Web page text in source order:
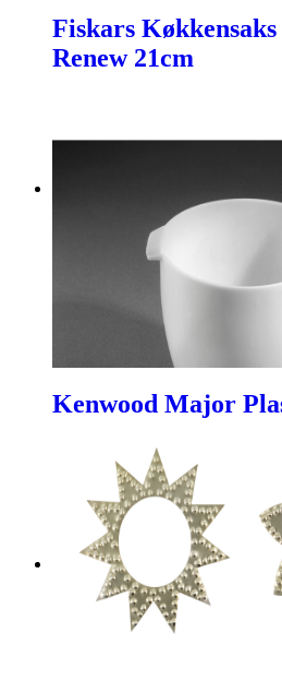
Fiskars
Renew 21cm
Kenwood Major